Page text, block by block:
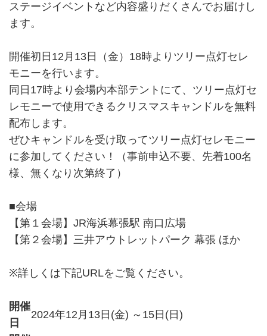
ステージイベントなど内容盛りだくさんでお届けし
ます。
開催初日12月13日（金）18時よりツリー点灯セレ
モニーを行います。
同日17時より会場内本部テントにて、ツリー点灯セ
レモニーで使用できるクリスマスキャンドルを無料
配布します。
ぜひキャンドルを受け取ってツリー点灯セレモニー
に参加してください！（事前申込不要、先着100名
様、無くなり次第終了）
■会場
【第１会場】JR海浜幕張駅 南口広場
【第２会場】三井アウトレットパーク 幕張 ほか
※詳しくは下記URLをご覧ください。
開催
日
2024年12月13日(金) ～15日(日)